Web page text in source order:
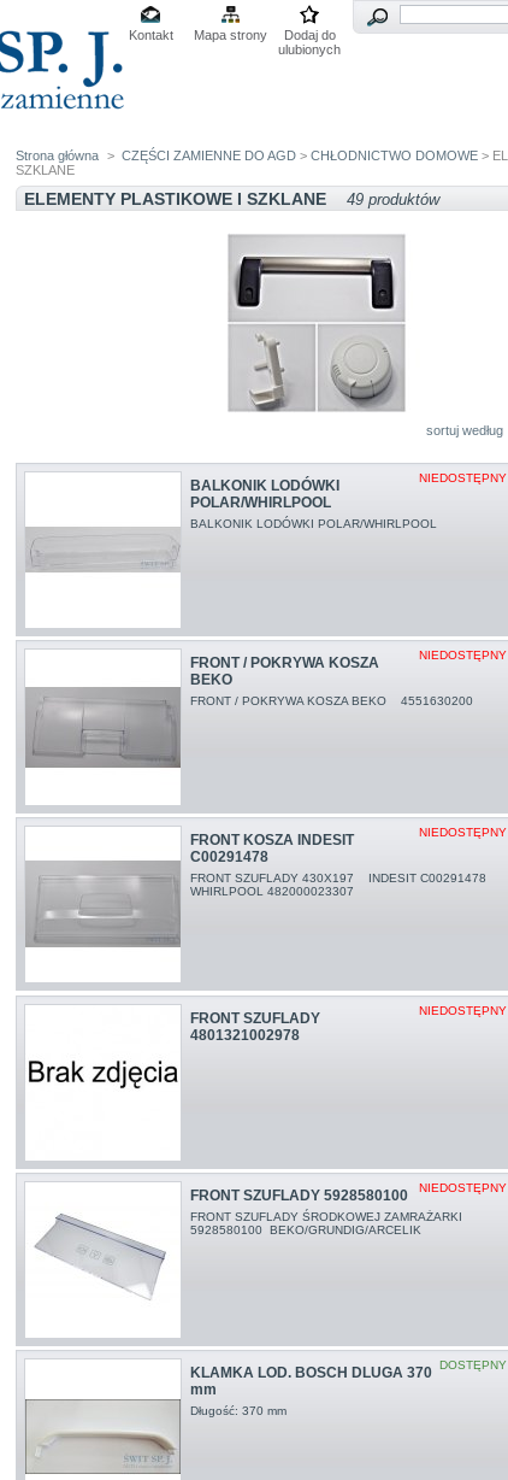
Kontakt Mapa strony
Dodaj do
ulubionych
Strona główna > CZĘŚCI ZAMIENNE DO AGD >CHŁODNICTWO DOMOWE >
SZKLANE
ELEMENTY PLASTIKOWE I SZKLANE 49 produktów
sortuj według
NIEDOSTĘPNY
BALKONIK LODÓWKI
POLAR/WHIRLPOOL
BALKONIK LODÓWKI POLAR/WHIRLPOOL
NIEDOSTĘPNY
FRONT / POKRYWA KOSZA
BEKO
FRONT / POKRYWA KOSZA BEKO 4551630200
NIEDOSTĘPNY
FRONT KOSZA INDESIT
C00291478
FRONT SZUFLADY 430X197 INDESIT C00291478
WHIRLPOOL 482000023307
NIEDOSTĘPNY
FRONT SZUFLADY
4801321002978
NIEDOSTĘPNY
FRONT SZUFLADY 5928580100
FRONT SZUFLADY ŚRODKOWEJ ZAMRAŻARKI
5928580100 BEKO/GRUNDIG/ARCELIK
DOSTĘPNY
KLAMKA LOD. BOSCH DLUGA 370
mm
Długość: 370 mm